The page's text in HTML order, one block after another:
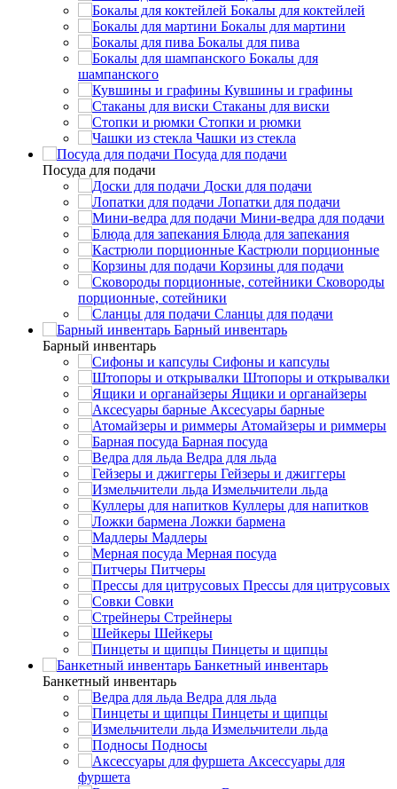
Бокалы для коктейлей
Бокалы для мартини
Бокалы для пива
Бокалы для
шампанского
Кувшины и графины
Стаканы для виски
Стопки и рюмки
Чашки из стекла
Посуда для подачи
Посуда для подачи
Доски для подачи
Лопатки для подачи
Мини-ведра для подачи
Блюда для запекания
Кастрюли порционные
Корзины для подачи
Сковороды
порционные, сотейники
Сланцы для подачи
Барный инвентарь
Барный инвентарь
Сифоны и капсулы
Штопоры и открывалки
Ящики и органайзеры
Аксесуары барные
Атомайзеры и риммеры
Барная посуда
Ведра для льда
Гейзеры и джиггеры
Измельчители льда
Куллеры для напитков
Ложки бармена
Мадлеры
Мерная посуда
Питчеры
Прессы для цитрусовых
Совки
Стрейнеры
Шейкеры
Пинцеты и щипцы
Банкетный инвентарь
Банкетный инвентарь
Ведра для льда
Пинцеты и щипцы
Измельчители льда
Подносы
Аксессуары для
фуршета